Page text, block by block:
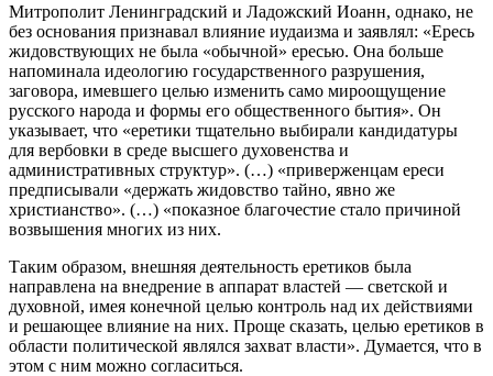
Митрополит Ленинградский и Ладожский Иоанн, однако, не
без основания признавал влияние иудаизма и заявлял: «Ересь
жидовствующих не была «обычной» ересью. Она больше
напоминала идеологию государственного разрушения,
заговора, имевшего целью изменить само мироощущение
русского народа и формы его общественного бытия». Он
указывает, что «еретики тщательно выбирали кандидатуры
для вербовки в среде высшего духовенства и
административных структур». (…) «приверженцам ереси
предписывали «держать жидовство тайно, явно же
христианство». (…) «показное благочестие стало причиной
возвышения многих из них.
Таким образом, внешняя деятельность еретиков была
направлена на внедрение в аппарат властей — светской и
духовной, имея конечной целью контроль над их действиями
и решающее влияние на них. Проще сказать, целью еретиков в
области политической являлся захват власти». Думается, что в
этом с ним можно согласиться.